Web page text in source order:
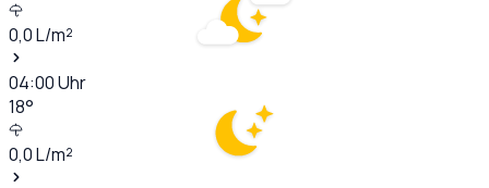
0,0L/m²
04:00Uhr
18°
0,0L/m²